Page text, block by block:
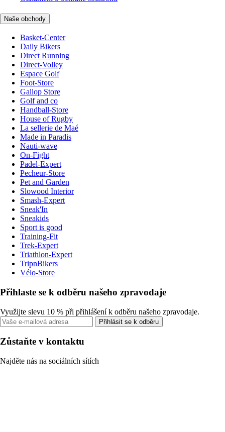
Naše obchody
Basket-Center
Daily Bikers
Direct Running
Direct-Volley
Espace Golf
Foot-Store
Gallop Store
Golf and co
Handball-Store
House of Rugby
La sellerie de Maé
Made in Paradis
Nauti-wave
On-Fight
Padel-Expert
Pecheur-Store
Pet and Garden
Slowood Interior
Smash-Expert
Sneak'In
Sneakids
Sport is good
Training-Fit
Trek-Expert
Triathlon-Expert
TripnBikers
Vélo-Store
Přihlaste se k odběru našeho zpravodaje
Využijte slevu 10 % při přihlášení k odběru našeho zpravodaje.
Přihlásit se k odběru
Zůstaňte v kontaktu
Najděte nás na sociálních sítích